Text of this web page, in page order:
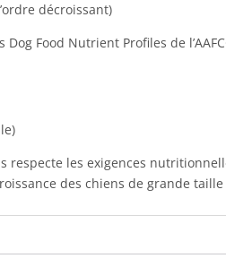
décroissant)
Food Nutrient Profiles de
respecte les exigences
des chiens de grande